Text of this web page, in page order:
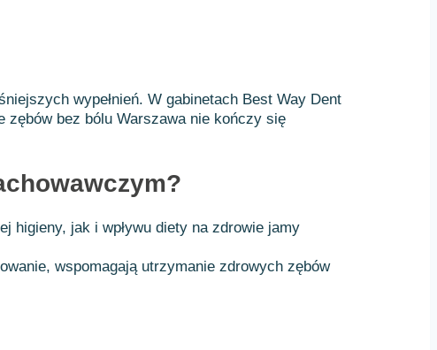
wypełnień. W gabinetach Best Way Dent
bez bólu Warszawa nie kończy się
higieny, jak i wpływu diety na zdrowie jamy
wspomagają utrzymanie zdrowych zębów